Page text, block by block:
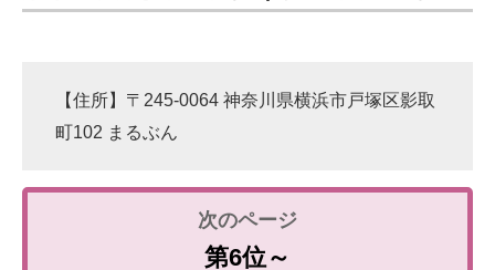
【住所】〒245-0064 神奈川県横浜市戸塚区影取
町102 まるぶん
第6位～